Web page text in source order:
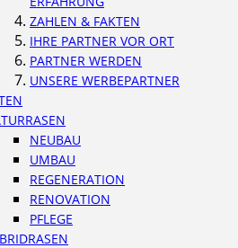
ZAHLEN & FAKTEN
IHRE PARTNER VOR ORT
PARTNER WERDEN
UNSERE WERBEPARTNER
NEUBAU
UMBAU
REGENERATION
RENOVATION
PFLEGE